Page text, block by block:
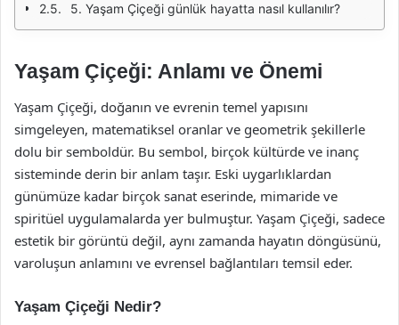
5. Yaşam Çiçeği günlük hayatta nasıl kullanılır?
Yaşam Çiçeği: Anlamı ve Önemi
Yaşam Çiçeği, doğanın ve evrenin temel yapısını
simgeleyen, matematiksel oranlar ve geometrik şekillerle
dolu bir semboldür. Bu sembol, birçok kültürde ve inanç
sisteminde derin bir anlam taşır. Eski uygarlıklardan
günümüze kadar birçok sanat eserinde, mimaride ve
spiritüel uygulamalarda yer bulmuştur. Yaşam Çiçeği, sadece
estetik bir görüntü değil, aynı zamanda hayatın döngüsünü,
varoluşun anlamını ve evrensel bağlantıları temsil eder.
Yaşam Çiçeği Nedir?